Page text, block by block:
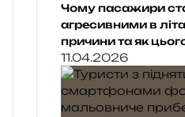
Чому пасажири
агресивними в
причини та як
11.04.2026